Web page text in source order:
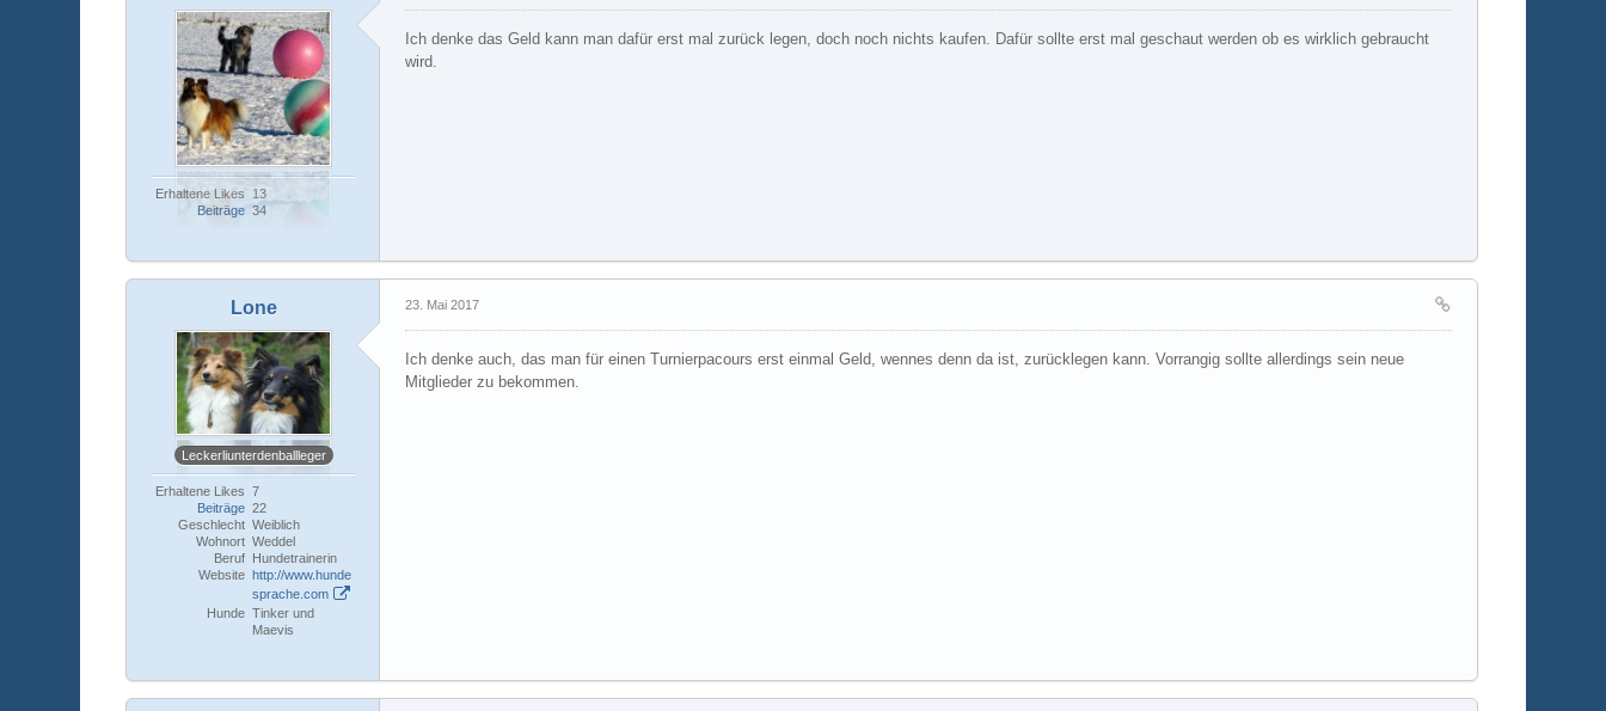
Erhaltene Likes
13
Beiträge 34
Ich denke das Geld kann man dafür erst mal zurück legen, doch noch nichts kaufen. Dafür sollte erst mal geschaut werden ob es wirklich gebraucht
wird.
Lone
Leckerliunterdenballleger
Erhaltene Likes 7
Beiträge 22
Geschlecht Weiblich
Wohnort Weddel
Beruf Hundetrainerin
Website http://www.hunde
sprache.com
Hunde Tinker und
Maevis
23. Mai 2017
Ich denke auch, das man für einen Turnierpacours erst einmal Geld, wennes denn da ist, zurücklegen kann. Vorrangig sollte allerdings sein neue
Mitglieder zu bekommen.